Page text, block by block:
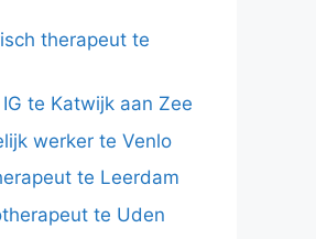
therapeut te
te Katwijk aan Zee
werker te Venlo
te Leerdam
te Uden